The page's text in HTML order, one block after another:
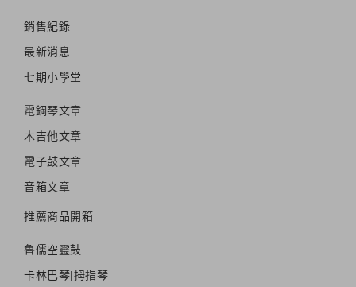
銷售紀錄
最新消息
七期小學堂
電鋼琴文章
木吉他文章
電子鼓文章
音箱文章
推薦商品開箱
魯儒空靈鼔
卡林巴琴|拇指琴